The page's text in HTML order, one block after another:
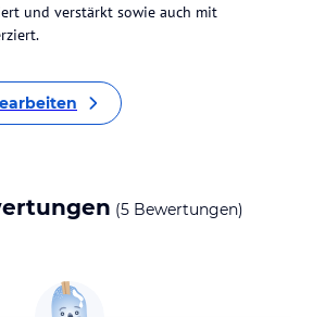
und verstärkt sowie auch mit
(5 Bewertungen)